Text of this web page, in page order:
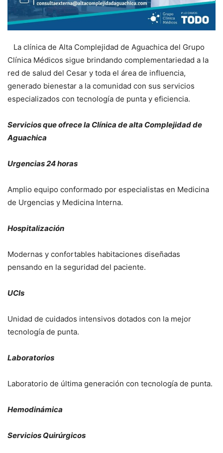
La clínica de Alta Complejidad de Aguachica del Grupo
Clínica Médicos sigue brindando complementariedad a la
red de salud del Cesar y toda el área de influencia,
generado bienestar a la comunidad con sus servicios
especializados con tecnología de punta y eficiencia.
Servicios que ofrece la Clínica de alta Complejidad de
Aguachica
Urgencias 24 horas
Amplio equipo conformado por especialistas en Medicina
de Urgencias y Medicina Interna.
Hospitalización
Modernas y confortables habitaciones diseñadas
pensando en la seguridad del paciente.
UCIs
Unidad de cuidados intensivos dotados con la mejor
tecnología de punta.
Laboratorios
Laboratorio de última generación con tecnología de punta.
Hemodinámica
Servicios Quirúrgicos